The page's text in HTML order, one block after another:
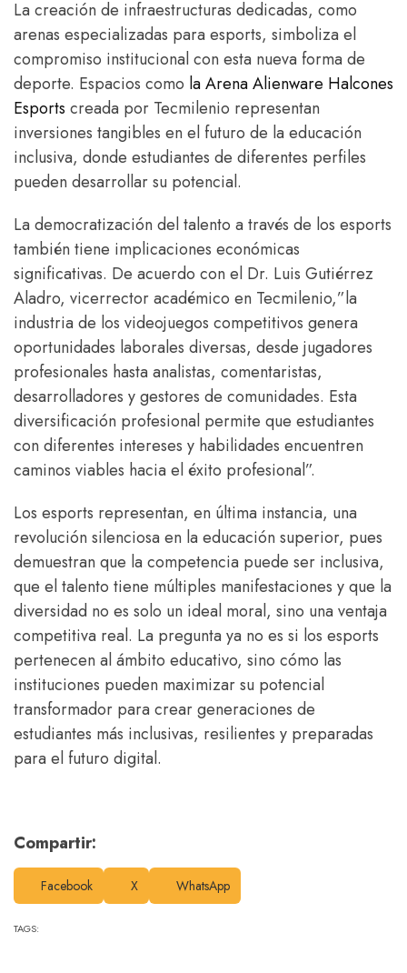
La creación de infraestructuras dedicadas, como
arenas especializadas para esports, simboliza el
compromiso institucional con esta nueva forma de
deporte. Espacios como la Arena Alienware Halcones
Esports creada por Tecmilenio representan
inversiones tangibles en el futuro de la educación
inclusiva, donde estudiantes de diferentes perfiles
pueden desarrollar su potencial.
La democratización del talento a través de los esports
también tiene implicaciones económicas
significativas. De acuerdo con el Dr. Luis Gutiérrez
Aladro, vicerrector académico en Tecmilenio,”la
industria de los videojuegos competitivos genera
oportunidades laborales diversas, desde jugadores
profesionales hasta analistas, comentaristas,
desarrolladores y gestores de comunidades. Esta
diversificación profesional permite que estudiantes
con diferentes intereses y habilidades encuentren
caminos viables hacia el éxito profesional”.
Los esports representan, en última instancia, una
revolución silenciosa en la educación superior, pues
demuestran que la competencia puede ser inclusiva,
que el talento tiene múltiples manifestaciones y que la
diversidad no es solo un ideal moral, sino una ventaja
competitiva real. La pregunta ya no es si los esports
pertenecen al ámbito educativo, sino cómo las
instituciones pueden maximizar su potencial
transformador para crear generaciones de
estudiantes más inclusivas, resilientes y preparadas
para el futuro digital.
Compartir:
Facebook X WhatsApp
TAGS: